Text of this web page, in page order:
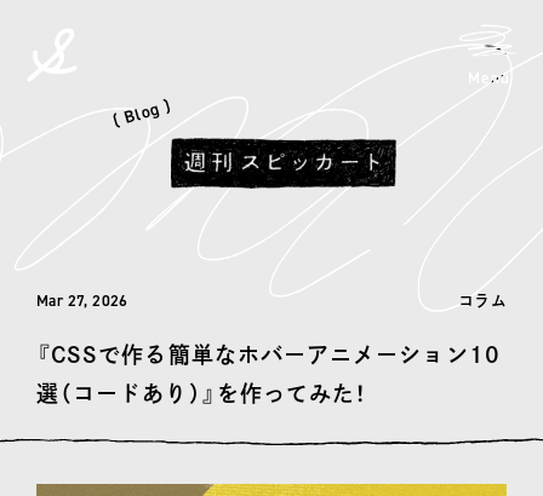
| スピッカート
メニ
Menu
( Blog )
『CSSで作る簡単なホバーアニメーション10
選（コードあり）』を作ってみた！
Mar 27, 2026 コラム